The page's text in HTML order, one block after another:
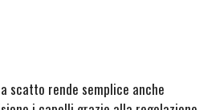
scatto rende semplice anche